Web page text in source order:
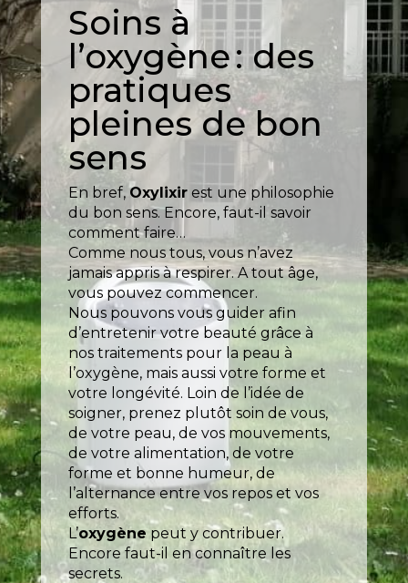
Soins à
l’oxygène : des
pratiques
pleines de bon
sens
En bref, Oxylixir est une philosophie
du bon sens. Encore, faut-il savoir
comment faire…
Comme nous tous, vous n’avez
jamais appris à respirer. A tout âge,
vous pouvez commencer.
Nous pouvons vous guider afin
d’entretenir votre beauté grâce à
nos traitements pour la peau à
l’oxygène, mais aussi votre forme et
votre longévité. Loin de l’idée de
soigner, prenez plutôt soin de vous,
de votre peau, de vos mouvements,
de votre alimentation, de votre
forme et bonne humeur, de
l’alternance entre vos repos et vos
efforts.
L’oxygènepeut y contribuer.
Encore faut-il en connaître les
secrets.